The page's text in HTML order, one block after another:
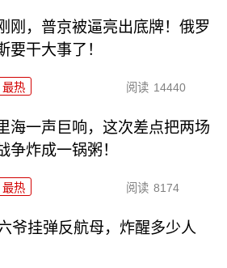
刚，普京被逼亮出底牌！俄罗
要干大事了！
最热 阅读 14440
海一声巨响，这次差点把两场
争炸成一锅粥！
最热 阅读 8174
爷挂弹反航母，炸醒多少人